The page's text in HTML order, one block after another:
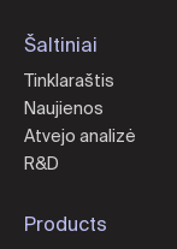
Šaltiniai
Tinklaraštis
Naujienos
Atvejo analizė
R&D
Products